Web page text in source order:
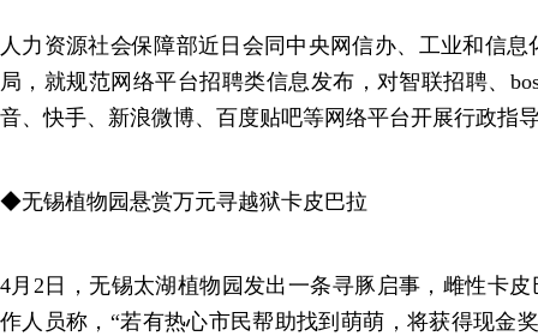
人力资源社会保障部近日会同中央网信办、工业和信
局，就规范网络平台招聘类信息发布，对智联招聘、
音、快手、新浪微博、百度贴吧等网络平台开展行政指
◆无锡植物园悬赏万元寻越狱卡皮巴拉
4月2日，无锡太湖植物园发出一条寻豚启事，雌性卡皮
作人员称，“若有热心市民帮助找到萌萌，将获得现金